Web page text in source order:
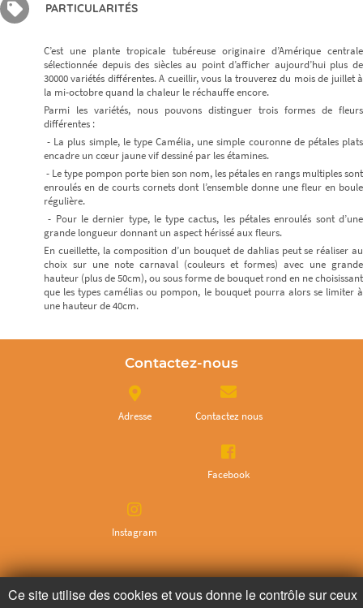
PARTICULARITÉS
C’est une plante tropicale tubéreuse originaire d’Amérique centrale
sélectionnée depuis des siècles au point d’afficher aujourd’hui plus de
30000 variétés différentes. A cueillir, vous la trouverez du mois de juillet à
la mi-octobre quand la chaleur le réchauffe encore.
Parmi les variétés, nous pouvons distinguer trois formes de fleurs
différentes :
- La plus simple, le type Camélia, une simple couronne de pétales plats
encadre un cœur jaune vif dessiné par les étamines.
- Le type pompon porte bien son nom, les pétales en rangs multiples sont
enroulés en de courts cornets dont l’ensemble donne une fleur en boule
régulière.
- Pour le dernier type, le type cactus, les pétales enroulés sont d’une
grande longueur donnant un aspect hérissé aux fleurs.
En cueillette, la composition d’un bouquet de dahlias peut se réaliser au
choix sur une note carnaval (couleurs et formes) avec une grande
hauteur (plus de 50cm), ou sous forme de bouquet rond en ne choisissant
que les types camélias ou pompon, le bouquet pourra alors se limiter à
une hauteur de 40cm.
Contactez-nous
Adresse Contactez nous
Facebook
Instagram
Abonnez-vous à notre newsletter
Ce site utilise des cookies et vous donne le contrôle sur ceux